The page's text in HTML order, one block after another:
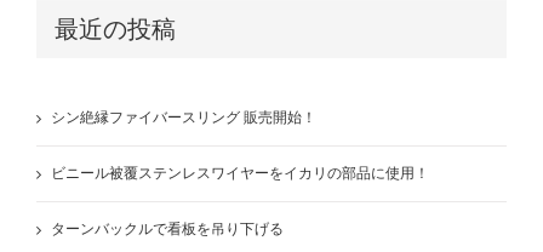
最近の投稿
シン絶縁ファイバースリング 販売開始！
ビニール被覆ステンレスワイヤーをイカリの部品に使用！
ターンバックルで看板を吊り下げる